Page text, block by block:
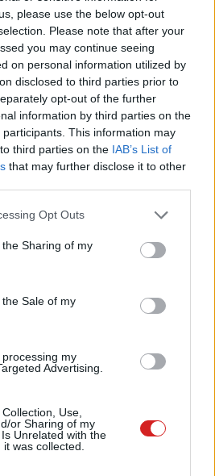
please use the below opt-out
Please note that after your
you may continue seeing
on personal information utilized by
disclosed to third parties prior to
opt-out of the further
information by third parties on the
participants. This information may
third parties on the IAB’s List of
that may further disclose it to other
app uses one or more Google
usage behaviour. You may click to
Google and its third-party tags to
purposes in below Google
Opt Outs
Sharing of my
Sale of my
my
Advertising.
Use,
or Sharing of my
Unrelated with the
was collected.
technológiát is magával visz a
egyebeket.
elérni egy kijelző alá épített
maga a Xiaomi is azt mondta
bőven van még mit csiszolni a